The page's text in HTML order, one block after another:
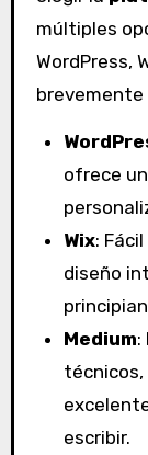
múltiples
WordPress,
brevemente
ofrece
Wix:
diseño
Medium:
técnicos,
escribir.